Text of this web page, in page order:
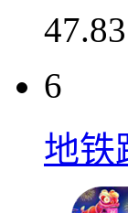
6
地铁